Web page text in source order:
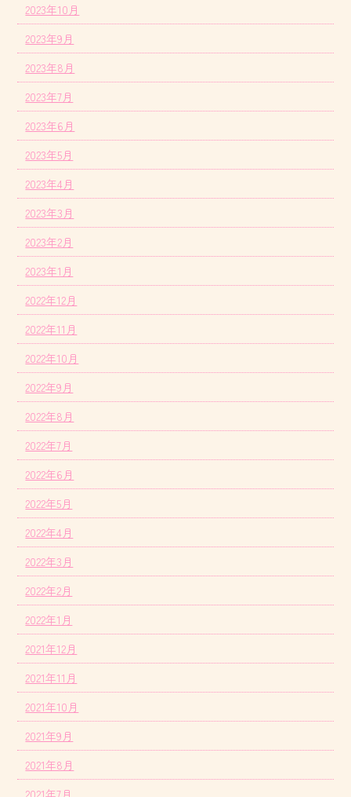
2023年10月
2023年9月
2023年8月
2023年7月
2023年6月
2023年5月
2023年4月
2023年3月
2023年2月
2023年1月
2022年12月
2022年11月
2022年10月
2022年9月
2022年8月
2022年7月
2022年6月
2022年5月
2022年4月
2022年3月
2022年2月
2022年1月
2021年12月
2021年11月
2021年10月
2021年9月
2021年8月
2021年7月